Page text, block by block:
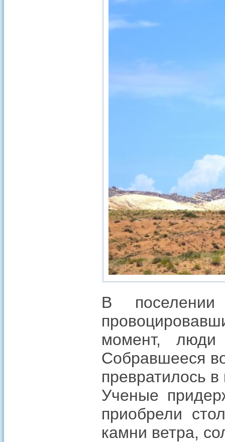
В
момент, люди
Собравшееся
превратилось
Ученые
приобрели
камни ветра,